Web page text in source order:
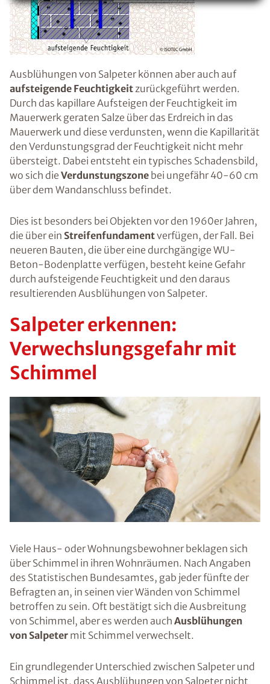
Ausblühungen von Salpeter können aber auch auf
aufsteigende Feuchtigkeitzurückgeführt werden.
Durch das kapillare Aufsteigen der Feuchtigkeit im
Mauerwerk geraten Salze über das Erdreich in das
Mauerwerk und diese verdunsten, wenn die Kapillarität
den Verdunstungsgrad der Feuchtigkeit nicht mehr
übersteigt. Dabei entsteht ein typisches Schadensbild,
wo sich die Verdunstungszone bei ungefähr 40-60 cm
über dem Wandanschluss befindet.
Dies ist besonders bei Objekten vor den 1960er Jahren,
die über ein Streifenfundamentverfügen, der Fall. Bei
neueren Bauten, die über eine durchgängige WU-
Beton-Bodenplatte verfügen, besteht keine Gefahr
durch aufsteigende Feuchtigkeit und den daraus
resultierenden Ausblühungen von Salpeter.
Salpeter erkennen:
Verwechslungsgefahr mit
Schimmel
Viele Haus- oder Wohnungsbewohner beklagen sich
über Schimmel in ihren Wohnräumen. Nach Angaben
des Statistischen Bundesamtes, gab jeder fünfte der
Befragten an, in seinen vier Wänden von Schimmel
betroffen zu sein. Oft bestätigt sich die Ausbreitung
von Schimmel, aber es werden auch Ausblühungen
von Salpeter mit Schimmel verwechselt.
Ein grundlegender Unterschied zwischen Salpeter und
Schimmel ist, dass Ausblühungen von Salpeter nicht